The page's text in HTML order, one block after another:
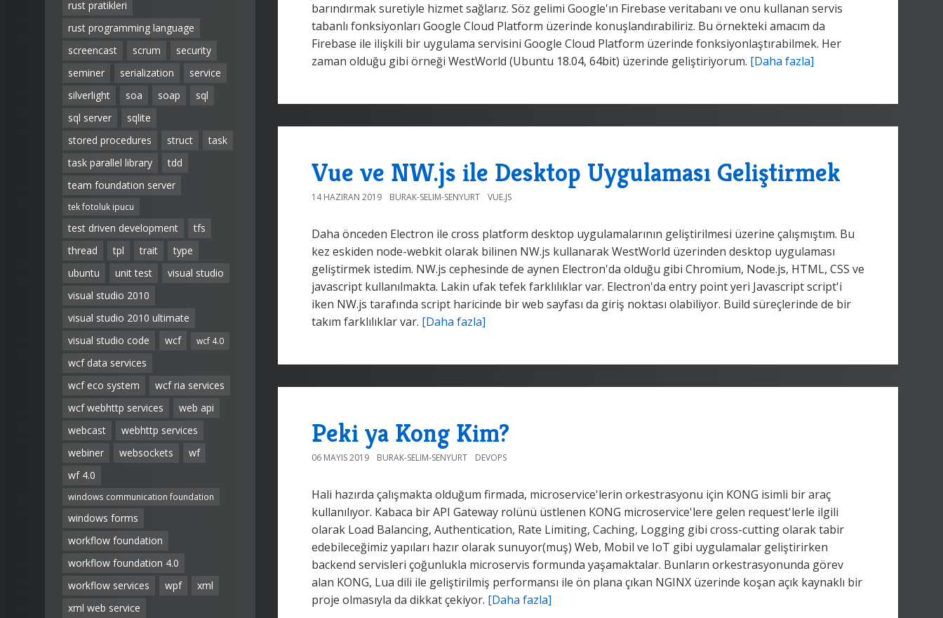
rust pratikleri
rust programming language
screencast
scrum
security
seminer
serialization
service
silverlight
soa soap
sql
sql server
sqlite
stored procedures
struct
task
task parallel library
tdd
team foundation server
tek fotoluk ipucu
test driven development
tfs
thread
tpl trait
type
ubuntu
unit test
visual studio
visual studio 2010
visual studio 2010 ultimate
visual studio code
wcf wcf 4.0
wcf data services
wcf eco system
wcf ria services
wcf webhttp services
web api
webcast
webhttp services
webiner
websockets
wf
wf 4.0
windows communication foundation
windows forms
workflow foundation
workflow foundation 4.0
workflow services
wpf
xml
xml web service
barındırmak suretiyle hizmet sağlarız. Söz gelimi Google'ın Firebase veritabanı ve onu kullanan servis
tabanlı fonksiyonları Google Cloud Platform üzerinde konuşlandırabiliriz. Bu örnekteki amacım da
Firebase ile ilişkili bir uygulama servisini Google Cloud Platform üzerinde fonksiyonlaştırabilmek. Her
zaman olduğu gibi örneği WestWorld (Ubuntu 18.04, 64bit) üzerinde geliştiriyorum. [Daha fazla]
Vue ve NW.js ile Desktop Uygulaması Geliştirmek
14 HAZIRAN 2019 BURAK-SELIM-SENYURT VUE.JS
Daha önceden Electron ile cross platform desktop uygulamalarının geliştirilmesi üzerine çalışmıştım. Bu
kez eskiden node-webkit olarak bilinen NW.js kullanarak WestWorld üzerinden desktop uygulaması
geliştirmek istedim. NW.js cephesinde de aynen Electron'da olduğu gibi Chromium, Node.js, HTML, CSS ve
javascript kullanılmakta. Lakin ufak tefek farklılıklar var. Electron'da entry point yeri Javascript script'i
iken NW.js tarafında script haricinde bir web sayfası da giriş noktası olabiliyor. Build süreçlerinde de bir
takım farklılıklar var. [Daha fazla]
Peki ya Kong Kim?
06 MAYIS 2019 BURAK-SELIM-SENYURT DEVOPS
Hali hazırda çalışmakta olduğum firmada, microservice'lerin orkestrasyonu için KONG isimli bir araç
kullanılıyor. Kabaca bir API Gateway rolünü üstlenen KONG microservice'lere gelen request'lerle ilgili
olarak Load Balancing, Authentication, Rate Limiting, Caching, Logging gibi cross-cutting olarak tabir
edebileceğimiz yapıları hazır olarak sunuyor(muş) Web, Mobil ve IoT gibi uygulamalar geliştirirken
backend servisleri çoğunlukla microservis formunda yaşamaktalar. Bunların orkestrasyonunda görev
alan KONG, Lua dili ile geliştirilmiş performansı ile ön plana çıkan NGINX üzerinde koşan açık kaynaklı bir
proje olmasıyla da dikkat çekiyor. [Daha fazla]